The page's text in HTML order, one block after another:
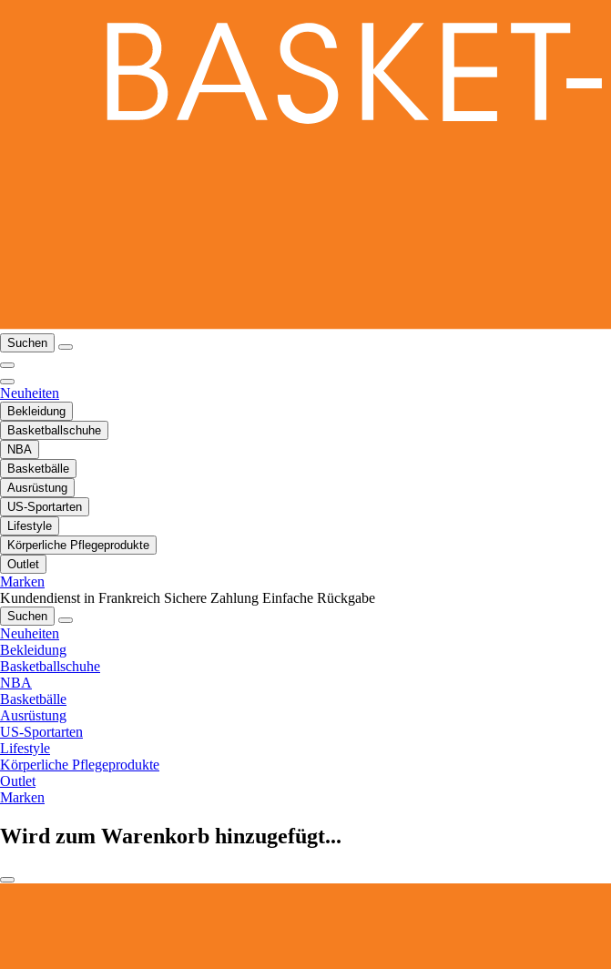
Suchen
Neuheiten
Bekleidung
Basketballschuhe
NBA
Basketbälle
Ausrüstung
US-Sportarten
Lifestyle
Körperliche Pflegeprodukte
Outlet
Marken
Kundendienst in Frankreich Sichere Zahlung Einfache Rückgabe
Suchen
Neuheiten
Bekleidung
Basketballschuhe
NBA
Basketbälle
Ausrüstung
US-Sportarten
Lifestyle
Körperliche Pflegeprodukte
Outlet
Marken
Wird zum Warenkorb hinzugefügt...